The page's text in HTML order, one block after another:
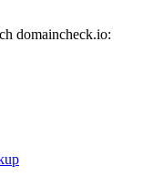
domaincheck.io: